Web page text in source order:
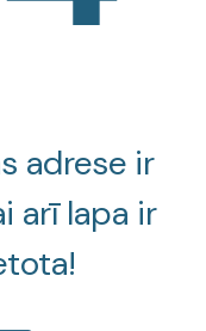
adrese ir
arī lapa ir